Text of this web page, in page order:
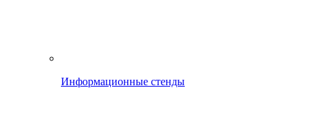
Информационные стенды